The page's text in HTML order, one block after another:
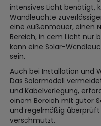
intensives Licht benötigt,
Wandleuchte
eine Außenmauer, einen
Bereich, in dem Licht nur
kann eine Solar-
sein.
Auch bei Installation und
Das Solarmodell
und Kabelverlegung,
einem Bereich mit guter
und regelmäßig überprüft
verschmutzt.